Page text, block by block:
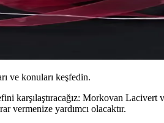
ve konuları keşfedin.
karşılaştıracağız: Morkovan
vermenize yardımcı olacaktır.